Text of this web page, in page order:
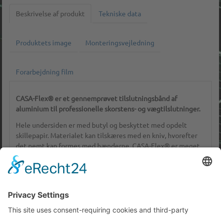
Beskrivelse af produkt Tekniske data
Produktets image Monteringsvejledning
Forarbejdning film
CASA-Flex® er et gennemprøvet tilslutningsbånd af
aluminium til professionelle skorstens- og vægtilslutninger.
Hele undersiden er med butyl og beskyttet med opdelt
skillepapir. Materialet kan tilskæres med en kniv, hvorefter
det nemt kan formes med hænderne. CASA-Flex®er meget
stabilt og vejrbestandigt. Tilslutningsbåndet leveres i
forskellige bredder og tagfarver.
Flere produkter